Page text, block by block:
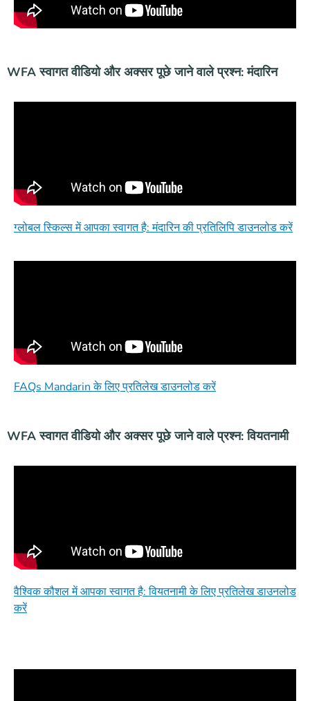
WFA स्वागत वीडियो और अक्सर पूछे जाने वाले प्रश्न: मंदारिन
ग्लोबल स्किल्स में आपका स्वागत है: मंदारिन की प्रतिलिपि डाउनलोड करें
FAQs Mandarin के लिए प्रतिलेख डाउनलोड करें
WFA स्वागत वीडियो और अक्सर पूछे जाने वाले प्रश्न: वियतनामी
वैश्विक कौशल में आपका स्वागत है: वियतनामी के लिए प्रतिलेख डाउनलोड
करें